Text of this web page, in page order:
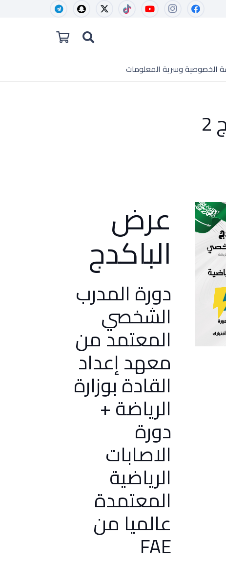
الخصوصية وسرية المعلومات
عرض
الباكدج
دورة المدرب
الشخصي
المعتمد من
معهد إعداد
القادة بوزارة
الرياضة +
دورة
الاصابات
الرياضية
المعتمدة
عالميا من
FAE